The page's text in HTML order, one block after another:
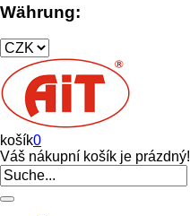
Währung:
košík0
Váš nákupní košík je prázdný!